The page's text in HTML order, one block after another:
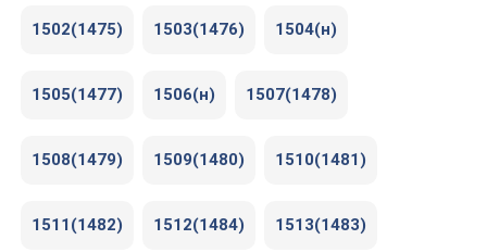
1502(1475) 1503(1476) 1504(н)
1505(1477) 1506(н) 1507(1478)
1508(1479) 1509(1480) 1510(1481)
1511(1482) 1512(1484) 1513(1483)